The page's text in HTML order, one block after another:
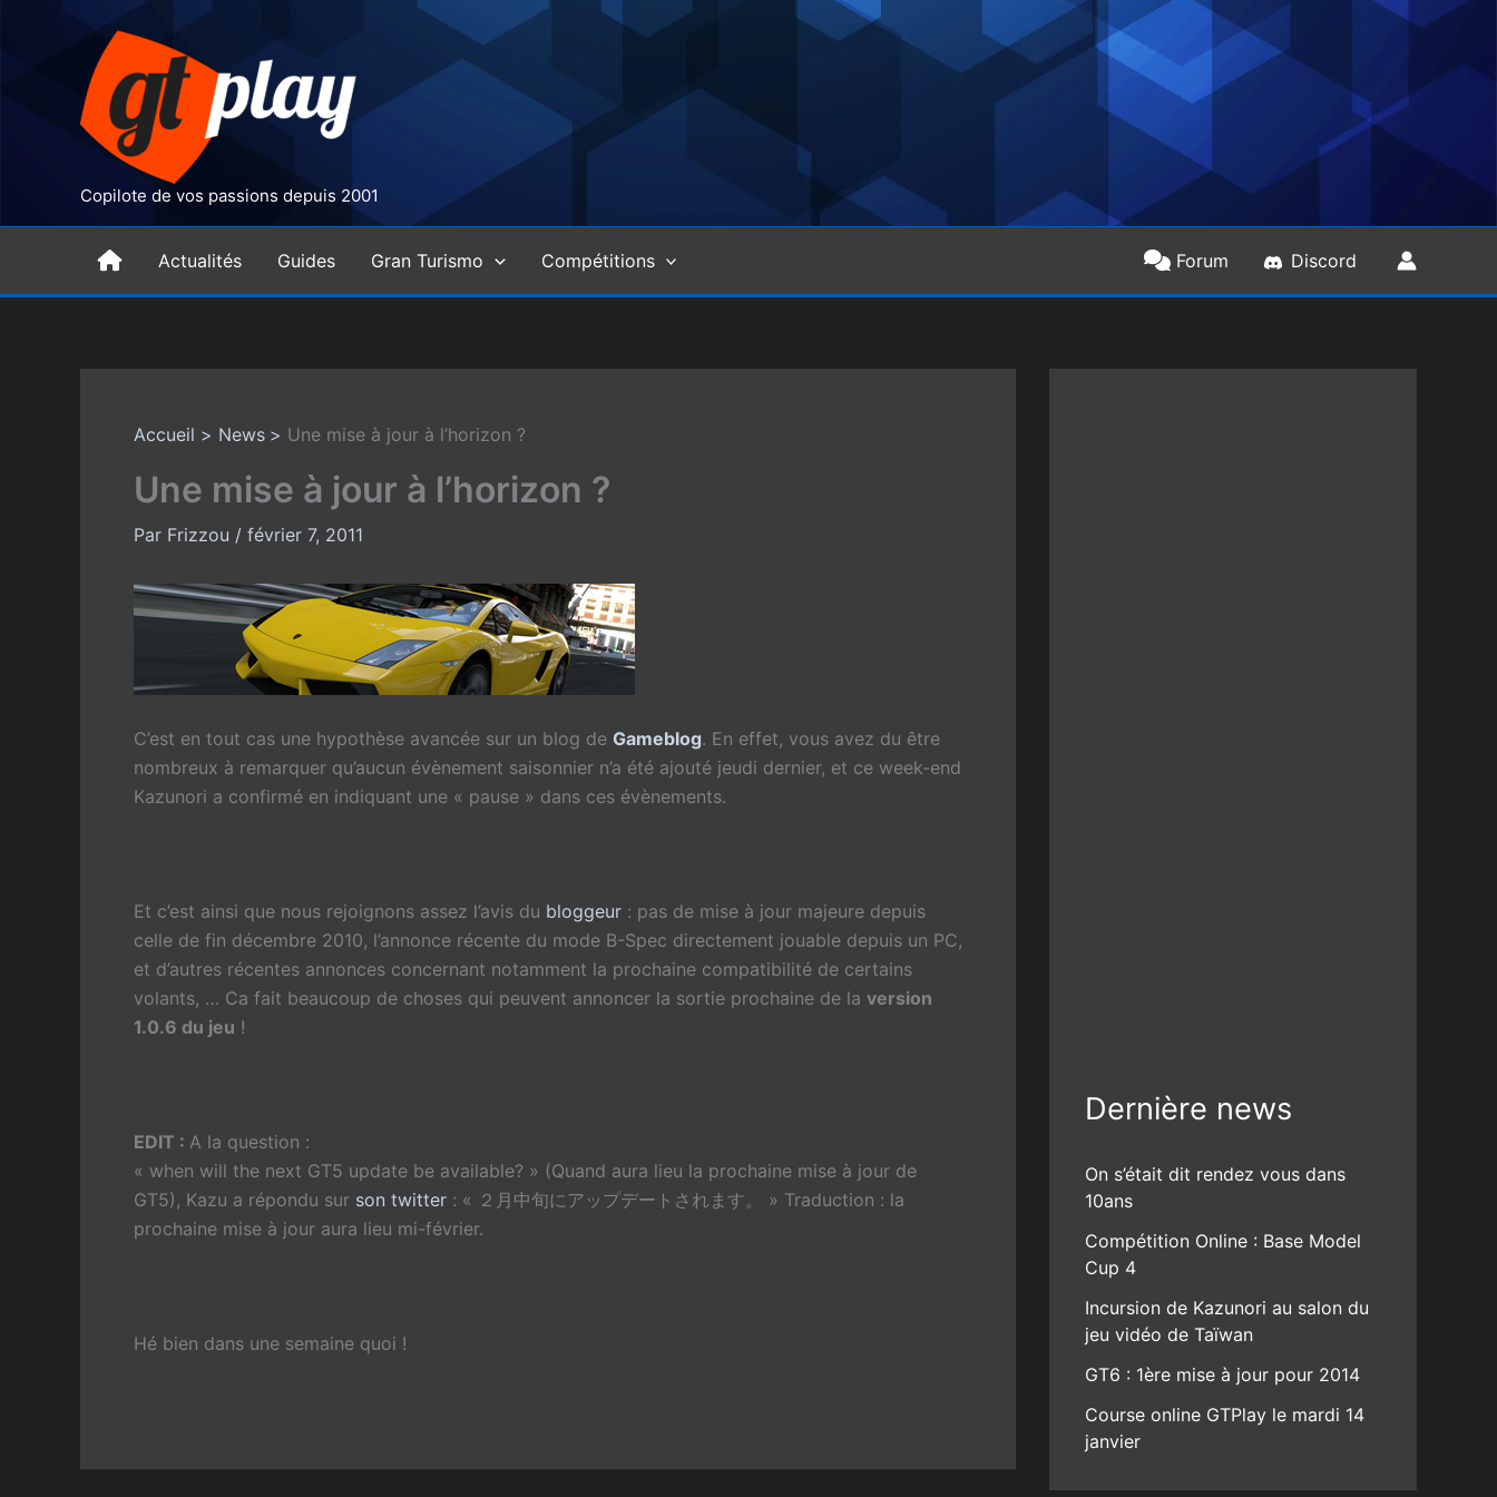
Copilote de vos passions depuis 2001
H Actualités Guides Gran Turismo Compétitions Forum Discord
Accueil News Une mise à jour à l’horizon ?
Une mise à jour à l’horizon ?
Par Frizzou / février 7, 2011
C’est en tout cas une hypothèse avancée sur un blog de Gameblog. En effet, vous avez du être
nombreux à remarquer qu’aucun évènement saisonnier n’a été ajouté jeudi dernier, et ce week-end
Kazunori a confirmé en indiquant une « pause » dans ces évènements.
Et c’est ainsi que nous rejoignons assez l’avis du bloggeur : pas de mise à jour majeure depuis
celle de fin décembre 2010, l’annonce récente du mode B-Spec directement jouable depuis un PC,
et d’autres récentes annonces concernant notamment la prochaine compatibilité de certains
volants, … Ca fait beaucoup de choses qui peuvent annoncer la sortie prochaine de la version
1.0.6 du jeu !
EDIT : A la question :
« when will the next GT5 update be available? » (Quand aura lieu la prochaine mise à jour de
GT5), Kazu a répondu sur son twitter : « ２月中旬にアップデートされます。 » Traduction : la
prochaine mise à jour aura lieu mi-février.
Hé bien dans une semaine quoi !
Dernière news
On s’était dit rendez vous dans
10ans
Compétition Online : Base Model
Cup 4
Incursion de Kazunori au salon du
jeu vidéo de Taïwan
GT6 : 1ère mise à jour pour 2014
Course online GTPlay le mardi 14
janvier